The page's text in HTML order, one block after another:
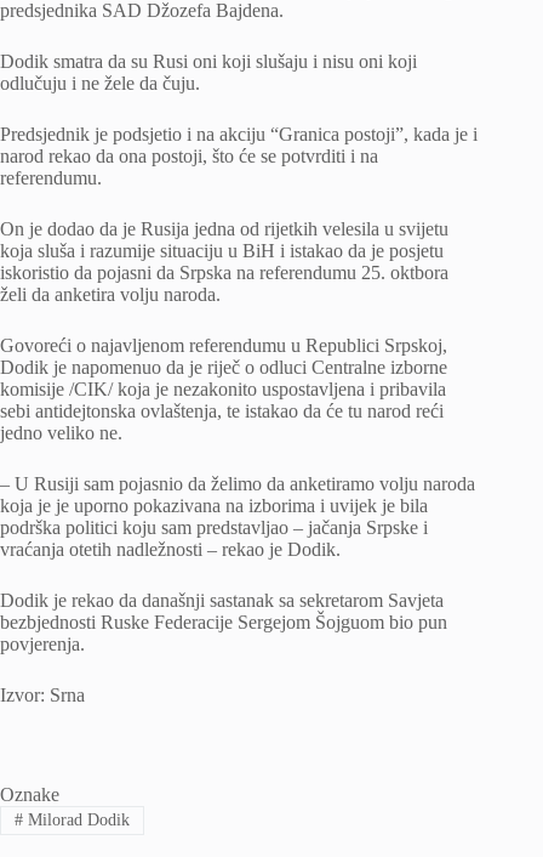
predsjednika SAD Džozefa Bajdena.
Dodik smatra da su Rusi oni koji slušaju i nisu oni koji
odlučuju i ne žele da čuju.
Predsjednik je podsjetio i na akciju “Granica postoji”, kada je i
narod rekao da ona postoji, što će se potvrditi i na
referendumu.
On je dodao da je Rusija jedna od rijetkih velesila u svijetu
koja sluša i razumije situaciju u BiH i istakao da je posjetu
iskoristio da pojasni da Srpska na referendumu 25. oktbora
želi da anketira volju naroda.
Govoreći o najavljenom referendumu u Republici Srpskoj,
Dodik je napomenuo da je riječ o odluci Centralne izborne
komisije /CIK/ koja je nezakonito uspostavljena i pribavila
sebi antidejtonska ovlaštenja, te istakao da će tu narod reći
jedno veliko ne.
– U Rusiji sam pojasnio da želimo da anketiramo volju naroda
koja je je uporno pokazivana na izborima i uvijek je bila
podrška politici koju sam predstavljao – jačanja Srpske i
vraćanja otetih nadležnosti – rekao je Dodik.
Dodik je rekao da današnji sastanak sa sekretarom Savjeta
bezbjednosti Ruske Federacije Sergejom Šojguom bio pun
povjerenja.
Izvor: Srna
Oznake
#Milorad Dodik